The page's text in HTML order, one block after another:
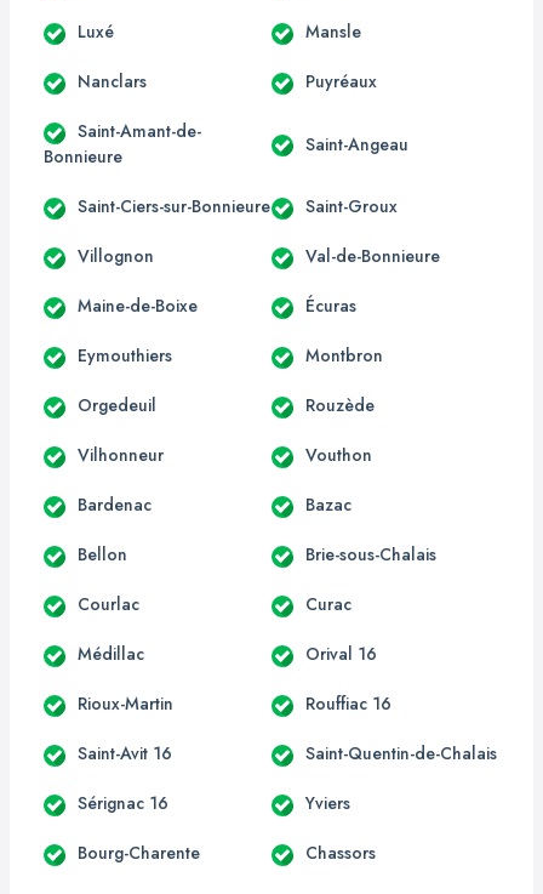
Luxé Mansle
Nanclars Puyréaux
Saint-Amant-de-
Bonnieure
Saint-Angeau
Saint-Ciers-sur-Bonnieure Saint-Groux
Villognon Val-de-Bonnieure
Maine-de-Boixe Écuras
Eymouthiers Montbron
Orgedeuil Rouzède
Vilhonneur Vouthon
Bardenac Bazac
Bellon Brie-sous-Chalais
Courlac Curac
Médillac Orival 16
Rioux-Martin Rouffiac 16
Saint-Avit 16 Saint-Quentin-de-Chalais
Sérignac 16 Yviers
Bourg-Charente Chassors